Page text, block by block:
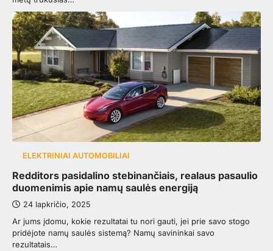
ELEKTRINIAI AUTOMOBILIAI
Redditors pasidalino stebinančiais, realaus pasaulio
duomenimis apie namų saulės energiją
24 lapkričio, 2025
Ar jums įdomu, kokie rezultatai tu nori gauti, jei prie savo stogo
pridėjote namų saulės sistemą? Namų savininkai savo
rezultatais…